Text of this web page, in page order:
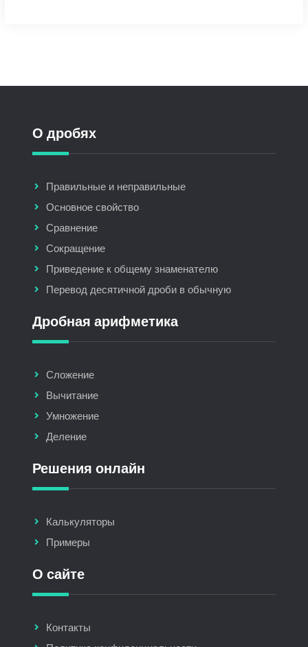
О дробях
Правильные и неправильные
Основное свойство
Сравнение
Сокращение
Приведение к общему знаменателю
Перевод десятичной дроби в обычную
Дробная арифметика
Сложение
Вычитание
Умножение
Деление
Решения онлайн
Калькуляторы
Примеры
О сайте
Контакты